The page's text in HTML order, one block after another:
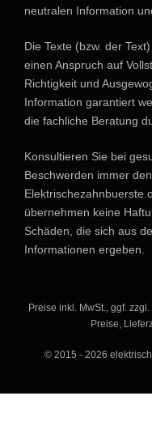
neutralen Information
Die Texte (bzw. der
einen Anspruch auf
Richtigkeit und
Information garantiert
die fachliche Beratung
Konsultieren Sie bei
Beschwerden immer
übernehmen keine
Schäden, die sich aus
Informationen ergeben.
Preise inkl. MwSt., ggf.
Preise,
© 2015 - 2026